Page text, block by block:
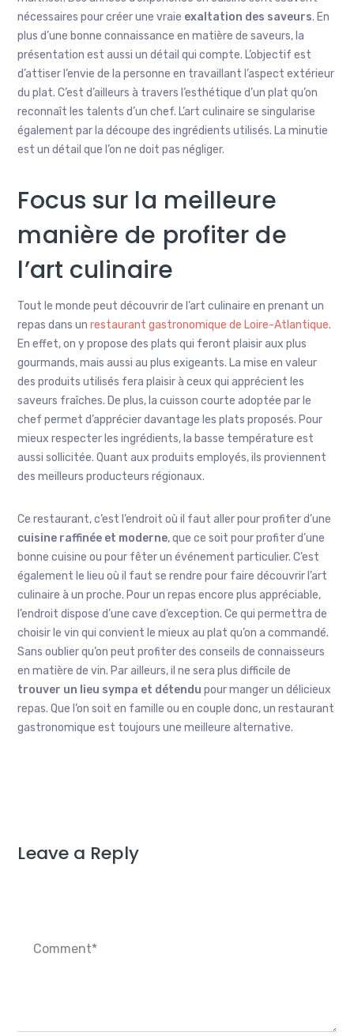
nécessaires pour créer une vraie exaltation des saveurs. En
plus d’une bonne connaissance en matière de saveurs, la
présentation est aussi un détail qui compte. L’objectif est
d’attiser l’envie de la personne en travaillant l’aspect extérieur
du plat. C’est d’ailleurs à travers l’esthétique d’un plat qu’on
reconnaît les talents d’un chef. L’art culinaire se singularise
également par la découpe des ingrédients utilisés. La minutie
est un détail que l’on ne doit pas négliger.
Focus sur la meilleure
manière de profiter de
l’art culinaire
Tout le monde peut découvrir de l’art culinaire en prenant un
repas dans unrestaurant gastronomique de Loire-Atlantique.
En effet, on y propose des plats qui feront plaisir aux plus
gourmands, mais aussi au plus exigeants. La mise en valeur
des produits utilisés fera plaisir à ceux qui apprécient les
saveurs fraîches. De plus, la cuisson courte adoptée par le
chef permet d’apprécier davantage les plats proposés. Pour
mieux respecter les ingrédients, la basse température est
aussi sollicitée. Quant aux produits employés, ils proviennent
des meilleurs producteurs régionaux.
Ce restaurant, c’est l’endroit où il faut aller pour profiter d’une
cuisine raffinée et moderne, que ce soit pour profiter d’une
bonne cuisine ou pour fêter un événement particulier. C’est
également le lieu où il faut se rendre pour faire découvrir l’art
culinaire à un proche. Pour un repas encore plus appréciable,
l’endroit dispose d’une cave d’exception. Ce qui permettra de
choisir le vin qui convient le mieux au plat qu’on a commandé.
Sans oublier qu’on peut profiter des conseils de connaisseurs
en matière de vin. Par ailleurs, il ne sera plus difficile de
trouver un lieu sympa et détendu pour manger un délicieux
repas. Que l’on soit en famille ou en couple donc, un restaurant
gastronomique est toujours une meilleure alternative.
Leave a Reply